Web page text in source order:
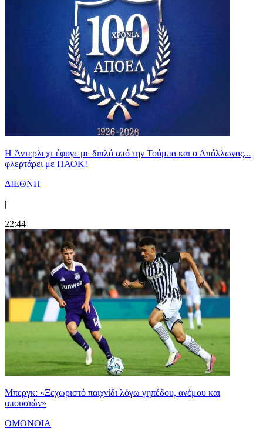
H Άντερλεχτ έφυγε με διπλό από την Τούμπα και ο Απόλλωνας...
φλερτάρει με ΠΑΟΚ!
ΔΙΕΘΝΗ
|
22:44
Μπεργκ: «Ξεχωριστό παιχνίδι λόγω γηπέδου, ανέμου και
απουσιών»
ΟΜΟΝΟΙΑ